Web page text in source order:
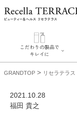
こだわりの製品で
キレイに
GRANDTOP > リセラテラス
2021.10.28
福田 貴之